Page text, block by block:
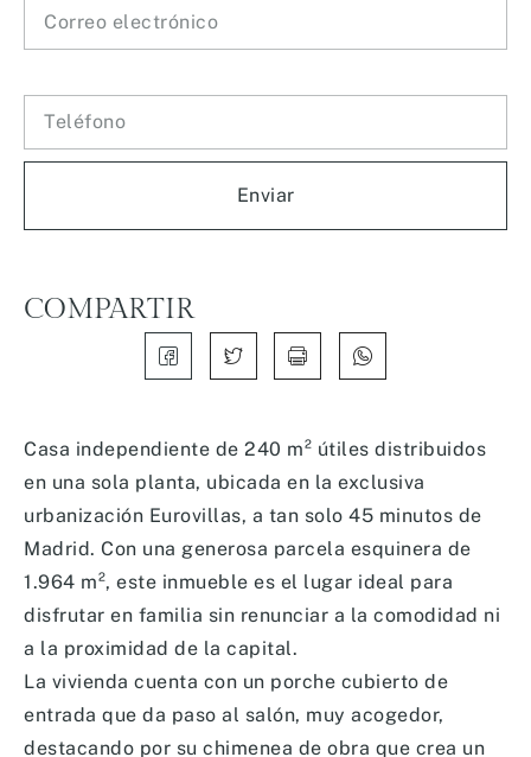
Enviar
COMPARTIR
Casa independiente de 240 m² útiles distribuidos
en una sola planta, ubicada en la exclusiva
urbanización Eurovillas, a tan solo 45 minutos de
Madrid. Con una generosa parcela esquinera de
1.964 m², este inmueble es el lugar ideal para
disfrutar en familia sin renunciar a la comodidad ni
a la proximidad de la capital.
La vivienda cuenta con un porche cubierto de
entrada que da paso al salón, muy acogedor,
destacando por su chimenea de obra que crea un